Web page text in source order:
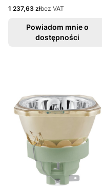
Cena
1 237,63 złbez VAT
Powiadom mnie o
dostępności